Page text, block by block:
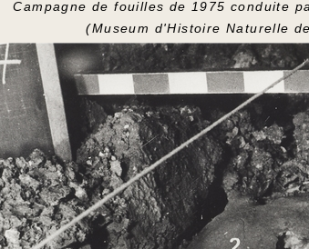
Campagne de fouilles de 1975 conduite
(Museum d'Histoire Naturelle